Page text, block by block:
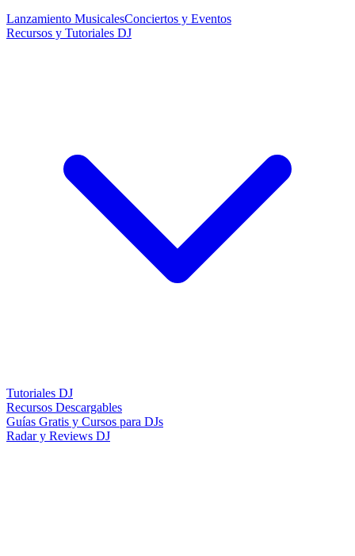
Lanzamiento MusicalesConciertos y Eventos
Recursos y Tutoriales DJ
Tutoriales DJ
Recursos Descargables
Guías Gratis y Cursos para DJs
Radar y Reviews DJ